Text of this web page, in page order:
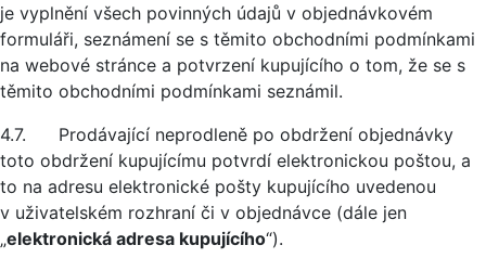
je vyplnění všech povinných údajů v objednávkovém
formuláři, seznámení se s těmito obchodními podmínkami
na webové stránce a potvrzení kupujícího o tom, že se s
těmito obchodními podmínkami seznámil.
4.7. Prodávající neprodleně po obdržení objednávky
toto obdržení kupujícímu potvrdí elektronickou poštou, a
to na adresu elektronické pošty kupujícího uvedenou
v uživatelském rozhraní či v objednávce (dále jen
„elektronická adresa kupujícího“).